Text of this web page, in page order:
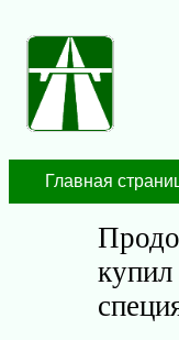
Главная